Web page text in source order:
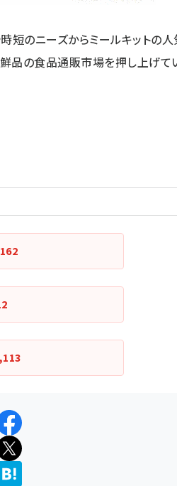
短のニーズからミールキットの
鮮品の食品通販市場を押し上げて